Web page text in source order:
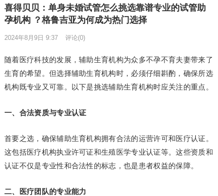
喜得贝贝：单身未婚试管怎么挑选靠谱专业的试管助
孕机构 ？格鲁吉亚为何成为热门选择
2024年8月9日 9:37 评论(0)
随着医疗科技的发展，辅助生育机构为众多不孕不育夫妻带来了
生育的希望。但选择辅助生育机构时，必须仔细斟酌，确保所选
机构既专业又可靠。以下是挑选辅助生育机构时应关注的重点。
一、合法资质与专业认证
首要之选，确保辅助生育机构拥有合法的运营许可和医疗认证。
这包括医疗机构执业许可证和生殖医学专业认证等。这些资质和
认证不仅是专业性和合法性的标志，也是患者权益的保障。
二、医疗团队的专业能力